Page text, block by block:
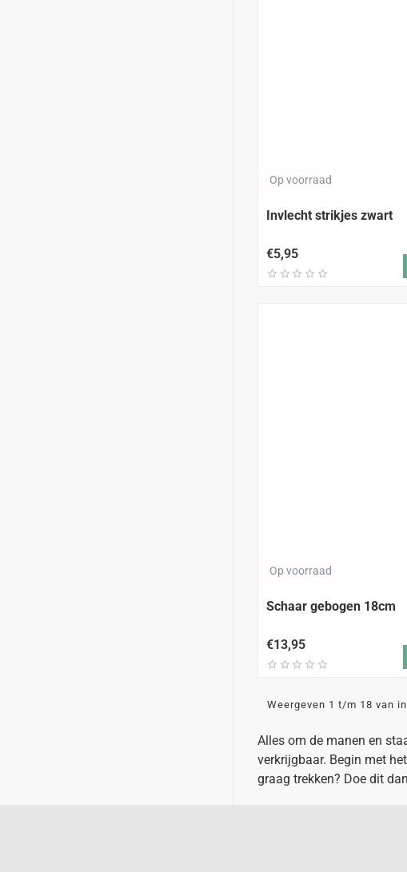
Alles om de manen en
verkrijgbaar. Begin met
graag trekken? Doe dit
Op voorraad
Invlecht strikjes zwart
€5,95
Op voorraad
Schaar gebogen 18cm
€13,95
Weergeven 1 t/m 18 van